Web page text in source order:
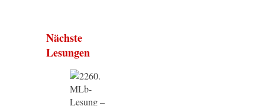
Nächste
Lesungen